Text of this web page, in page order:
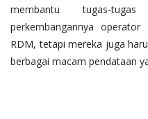
membantu tugas-
perkembangannya
RDM, tetapi mereka juga
berbagai macam pendataan